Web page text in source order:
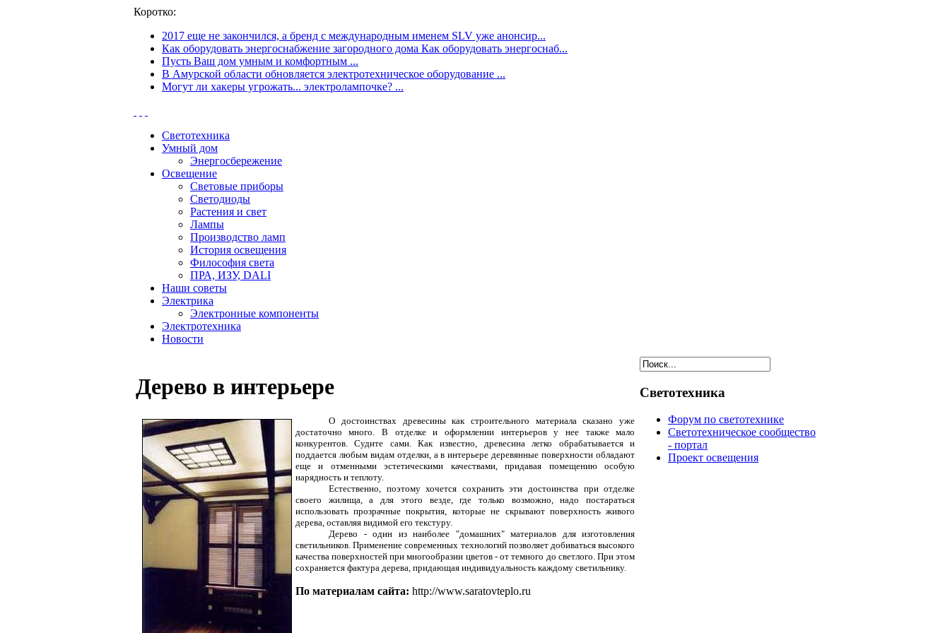
Коротко:
2017 еще не закончился, а бренд с международным именем SLV уже анонсир...
Как оборудовать энергоснабжение загородного дома Как оборудовать энергоснаб...
Пусть Ваш дом умным и комфортным ...
В Амурской области обновляется электротехническое оборудование ...
Могут ли хакеры угрожать... электролампочке? ...
Светотехника
Умный дом
Энергосбережение
Освещение
Световые приборы
Светодиоды
Растения и свет
Лампы
Производство ламп
История освещения
Философия света
ПРА, ИЗУ, DALI
Наши советы
Электрика
Электронные компоненты
Электротехника
Новости
Дерево в интерьере
О достоинствах древесины как строительного материала сказано уже
достаточно много. В отделке и оформлении интерьеров у нее также мало
конкурентов. Судите сами. Как известно, древесина легко обрабатывается и
поддается любым видам отделки, а в интерьере деревянные поверхности обладают
еще и отменными эстетическими качествами, придавая помещению особую
нарядность и теплоту.
Естественно, поэтому хочется сохранить эти достоинства при отделке
своего жилища, а для этого везде, где только возможно, надо постараться
использовать прозрачные покрытия, которые не скрывают поверхность живого
дерева, оставляя видимой его текстуру.
Дерево - один из наиболее "домашних" материалов для изготовления
светильников. Применение современных технологий позволяет добиваться высокого
качества поверхностей при многообразии цветов - от темного до светлого. При этом
сохраняется фактура дерева, придающая индивидуальность каждому светильнику.
По материалам сайта: http://www.saratovteplo.ru
Светотехника
Форум по светотехнике
Светотехническое сообщество
- портал
Проект освещения